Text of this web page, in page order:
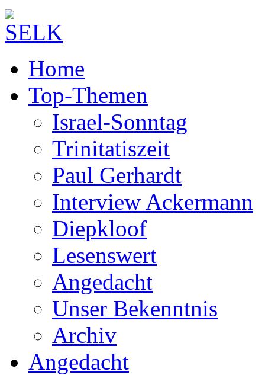
Home
Top-Themen
Israel-Sonntag
Trinitatiszeit
Paul Gerhardt
Interview Ackermann
Diepkloof
Lesenswert
Angedacht
Unser Bekenntnis
Archiv
Angedacht